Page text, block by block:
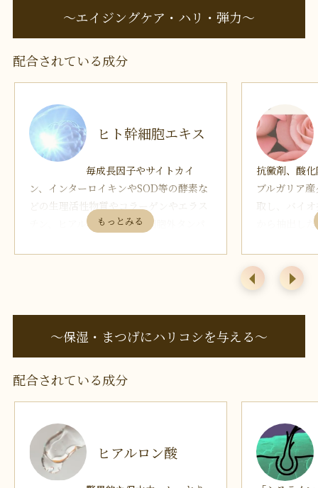
〜エイジングケア・ハリ・弾力〜
配合されている成分
ヒト幹細胞エキス
毎成長因子やサイトカイ
ン、インターロイキンやSOD等の酵素な
どの生理活性物質やコラーゲンやエラス
チン、ヒアルロン酸などの細胞外タンパ
善効果や肌を明るくする効果、抗酸化作
抗黴剤、酸
ブルガリア
取し、バイ
から抽出し
異なり、フ
ミカルと言
ます。
【特長】
及び増殖効
生促進効果）
失った
はなく、細
〜保湿・まつげにハリコシを与える〜
配合されている成分
ヒアルロン酸